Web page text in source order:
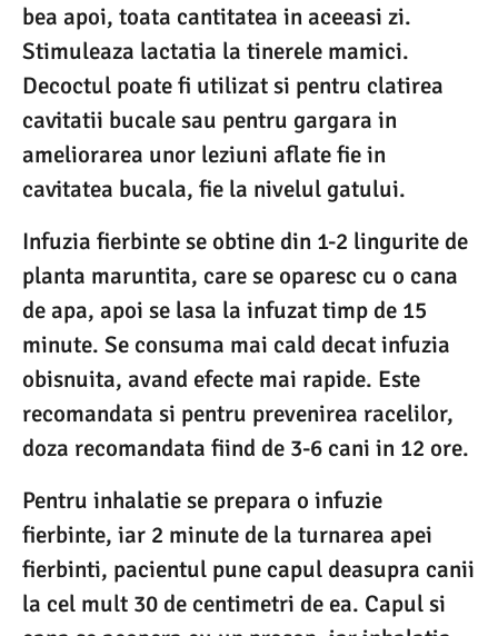
bea apoi, toata cantitatea in aceeasi zi.
Stimuleaza lactatia la tinerele mamici.
Decoctul poate fi utilizat si pentru clatirea
cavitatii bucale sau pentru gargara in
ameliorarea unor leziuni aflate fie in
cavitatea bucala, fie la nivelul gatului.
Infuzia fierbinte se obtine din 1-2 lingurite de
planta maruntita, care se oparesc cu o cana
de apa, apoi se lasa la infuzat timp de 15
minute. Se consuma mai cald decat infuzia
obisnuita, avand efecte mai rapide. Este
recomandata si pentru prevenirea racelilor,
doza recomandata fiind de 3-6 cani in 12 ore.
Pentru inhalatie se prepara o infuzie
fierbinte, iar 2 minute de la turnarea apei
fierbinti, pacientul pune capul deasupra canii
la cel mult 30 de centimetri de ea. Capul si